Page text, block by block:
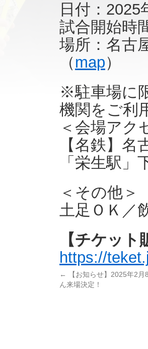
日付：2025
試合開始時
場所：名古
（ map）
※駐車場に
機関をご利
＜会場アク
【名鉄】
「栄生駅」
＜その他＞
土足ＯＫ／
【チケット
https://
←
【お知らせ】2025年2
ん来場決定！